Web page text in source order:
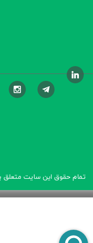
تمام حقوق این سایت متعلق